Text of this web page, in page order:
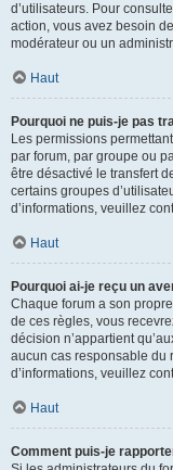
d’utilisateurs. Pour
action, vous avez besoin
modérateur ou un
Haut
Pourquoi ne puis-je pas
Les permissions
par forum, par groupe ou
être désactivé le transfert
certains groupes
d’informations, veuillez
Haut
Pourquoi ai-je reçu un
Chaque forum a son
de ces règles, vous
décision n’appartient
aucun cas responsable du
d’informations, veuillez
Haut
Comment puis-je